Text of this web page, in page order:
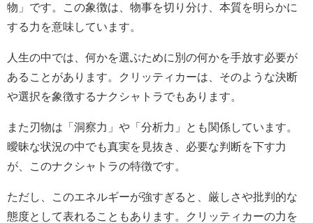
物」です。この象徴は、物事を切り分け、本質を明らかに
する力を意味しています。
人生の中では、何かを選ぶために別の何かを手放す必要が
あることがあります。クリッティカーは、そのような決断
や選択を象徴するナクシャトラでもあります。
また刃物は「洞察力」や「分析力」とも関係しています。
曖昧な状況の中でも真実を見抜き、必要な判断を下す力
が、このナクシャトラの特徴です。
ただし、このエネルギーが強すぎると、厳しさや批判的な
態度として表れることもあります。クリッティカーの力を